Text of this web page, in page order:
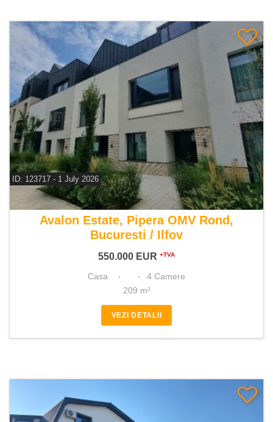
ID: 123717 - 1 July 2026
De vanzare casa 4 camere
Avalon Estate, Pipera OMV Rond,
Bucuresti / Ilfov
550.000 EUR +TVA
Casa
4 Camere
209 m²
VEZI DETALII